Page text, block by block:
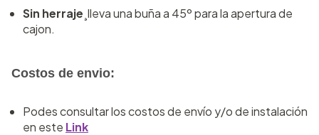
Sin herraje ¸lleva una buña a 45º para la apertura de
cajon.
Costos de envio:
Podes consultar los costos de envío y/o de instalación
en este Link